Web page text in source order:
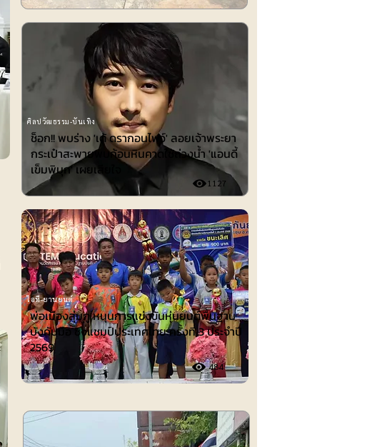
ช็อก!! พบร่าง 'เต้ ดรากอนไฟว์' ลอยเจ้าพระยา
กระเป๋าสะพายพบก้อนหินคาดใช้ถ่วงน้ำ 'แอนดี้
เข็มพิมุก' เผยเสียใจ
1127
ศิลปวัฒธรรม-บันเทิง
ไอที-ยานยนต์
พ่อเมืองลุ่มภู หนุนการแข่งขันหุ่นยนต์พื้นฐาน
บังคับมือ ชิงแชมป์ประเทศไทย ครั้งที่ 3 ประจำปี
2569
484